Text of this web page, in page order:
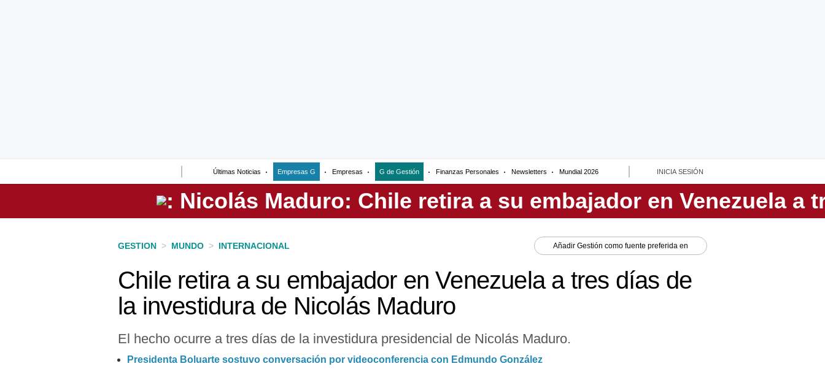
Últimas Noticias Empresas G Empresas G de Gestión Finanzas Personales Newsletters Mundial 2026 INICIA SESIÓN
Perú
GESTION > MUNDO > INTERNACIONAL Añadir Gestión como fuente preferida en
Chile retira a su embajador en Venezuela a tres días de
la investidura de Nicolás Maduro
El hecho ocurre a tres días de la investidura presidencial de Nicolás Maduro.
Presidenta Boluarte sostuvo conversación por videoconferencia con Edmundo González